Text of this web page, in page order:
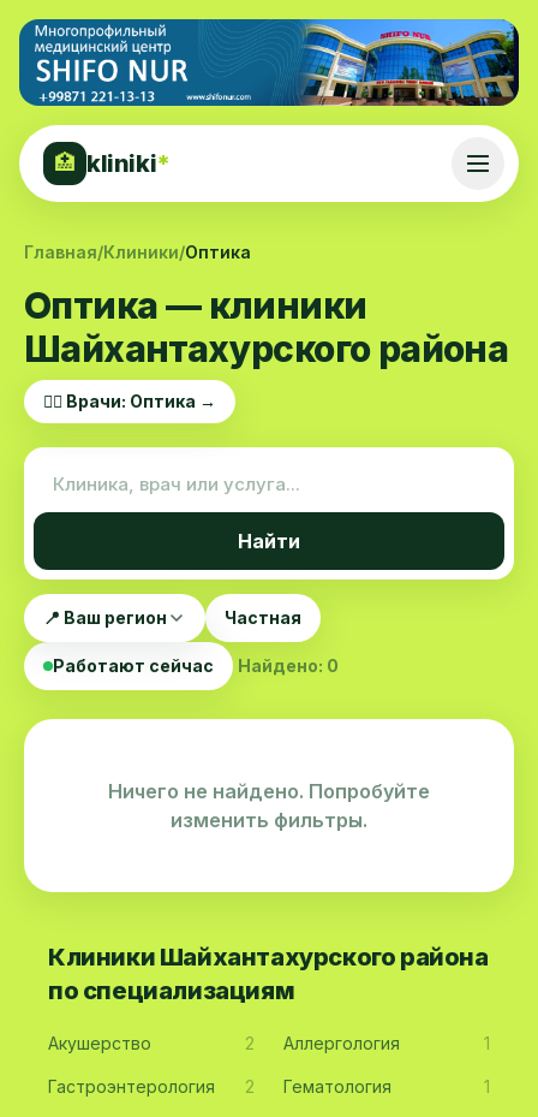
🏥 kliniki*
Главная/Клиники/Оптика
Оптика — клиники
Шайхантахурского района
👨‍⚕️ Врачи: Оптика →
Найти
📍 Ваш регион Частная
Работают сейчас Найдено: 0
Ничего не найдено. Попробуйте
изменить фильтры.
Клиники Шайхантахурского района
по специализациям
Акушерство 2 Аллергология 1
Гастроэнтерология 2 Гематология 1